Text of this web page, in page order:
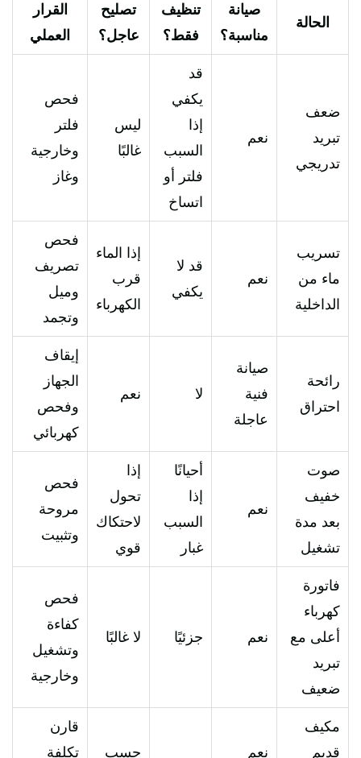
الحالة
صيانة
مناسبة؟
تنظيف
فقط؟
تصليح
عاجل؟
القرار
العملي
ضعف
تبريد
تدريجي
نعم
قد
يكفي
إذا
السبب
فلتر أو
اتساخ
ليس
غالبًا
فحص
فلتر
وخارجية
وغاز
تسريب
ماء من
الداخلية
نعم
قد لا
يكفي
إذا الماء
قرب
الكهرباء
فحص
تصريف
وميل
وتجمد
رائحة
احتراق
صيانة
فنية
عاجلة
لا نعم
إيقاف
الجهاز
وفحص
كهربائي
صوت
خفيف
بعد مدة
تشغيل
نعم
أحيانًا
إذا
السبب
غبار
إذا
تحول
لاحتكاك
قوي
فحص
مروحة
وتثبيت
فاتورة
كهرباء
أعلى مع
تبريد
ضعيف
نعم جزئيًا لا غالبًا
فحص
كفاءة
وتشغيل
وخارجية
مكيف
قديم
نعم
حسب
قارن
تكلفة